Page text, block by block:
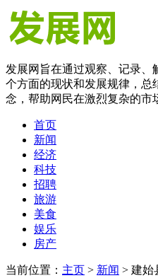
发展网旨在通过观察、记录、
个方面的现状和发展规律，总
念，帮助网民在激烈复杂的市
首页
新闻
经济
科技
招聘
旅游
美食
娱乐
房产
当前位置： 主页 > 新闻 > 建始